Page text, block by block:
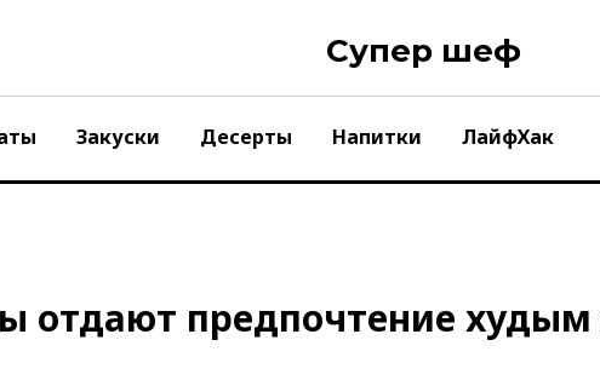
Супер шеф
Закуски Десерты Напитки ЛайфХак
отдают предпочтение